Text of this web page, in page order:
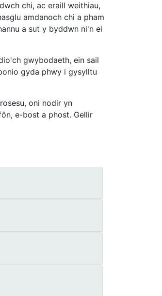
chi, ac eraill weithiau,
amdanoch chi a pham
a sut y byddwn ni'n ei
gwybodaeth, ein sail
gyda phwy i gysylltu
oni nodir yn
e-bost a phost. Gellir